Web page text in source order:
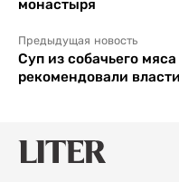
монастыря
Предыдущая новость
Суп из собачьего
рекомендовали